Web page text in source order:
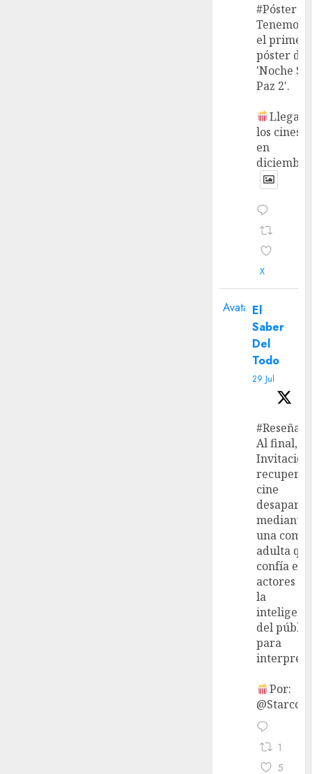
#Póster
Tenemos
el primer
póster de
'Noche
Paz 2'.
Llega a
los cines
en
X
Avatar El
Saber
Del
Todo
29 Jul
#Reseña
Al final,
recupera
cine
mediante
una
adulta
confía en
actores y
la
del
para
Por:
1
5